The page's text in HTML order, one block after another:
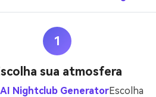
1
sua atmosfera
AI Nightclub GeneratorEscolha